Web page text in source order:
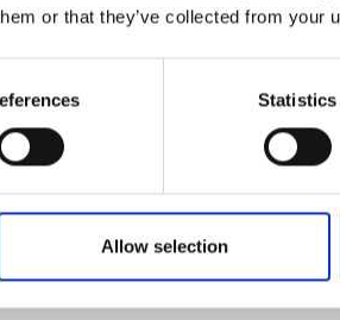
or that they’ve collected from your
Statistics
Allow selection
kaufen
13075
+46(0) 530/18900